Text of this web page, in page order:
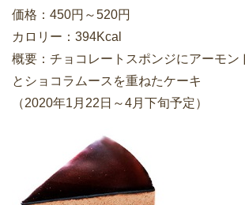
価格：450円～520円
カロリー：394Kcal
概要：チョコレートスポンジにアーモン
とショコラムースを重ねたケーキ
（2020年1月22日～4月下旬予定）